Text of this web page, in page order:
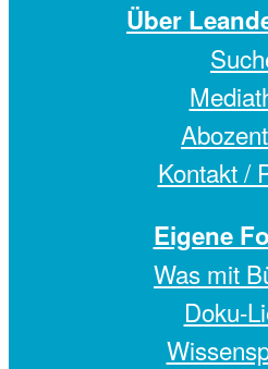
Über
Kontakt /
Eigene
Was mit
Doku-